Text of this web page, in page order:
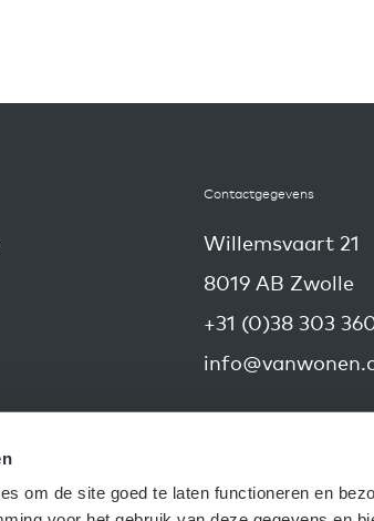
om de site goed te laten functioneren en
Contactgegevens
Willemsvaart 21
8019 AB Zwolle
+31 (0)38 303